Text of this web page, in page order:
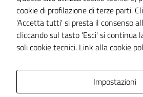
Note legali
Dichiarazione di accessibilità
Piano di miglioramento del sito
cookie di profilazione di terze parti.
'Accetta tutti' si presta il consenso
cliccando sul tasto 'Esci' si continua
soli cookie tecnici. Link alla cookie
Impostazioni